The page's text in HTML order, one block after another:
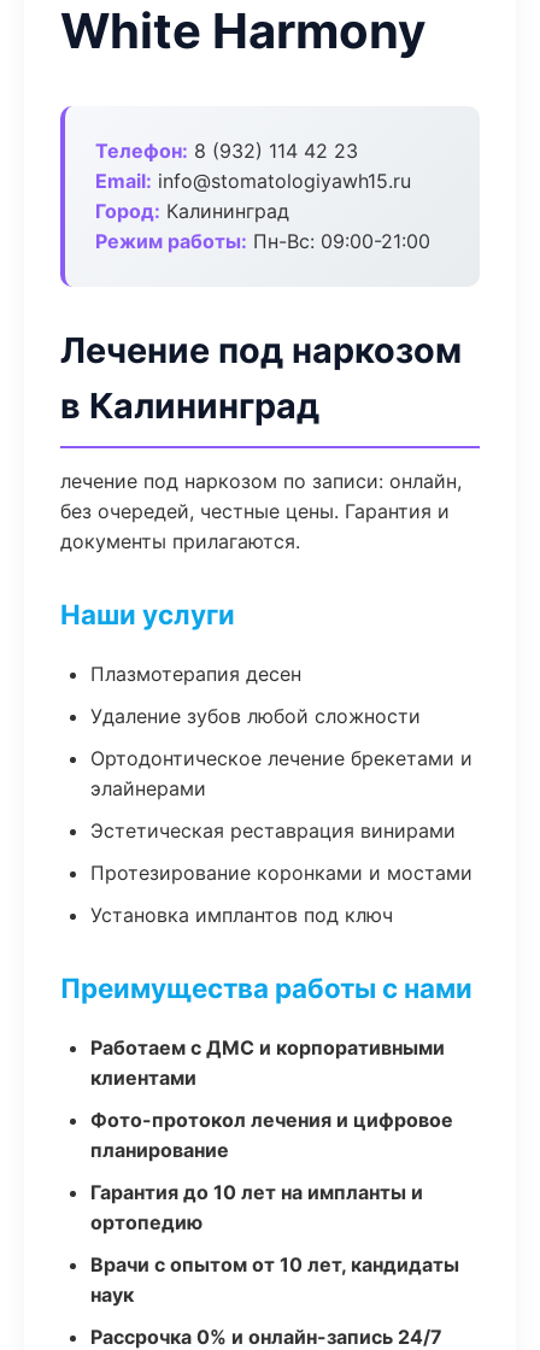
White Harmony
Телефон: 8 (932) 114 42 23
Email: info@stomatologiyawh15.ru
Город: Калининград
Режим работы: Пн-Вс: 09:00-21:00
Лечение под наркозом
в Калининград
лечение под наркозом по записи: онлайн,
без очередей, честные цены. Гарантия и
документы прилагаются.
Наши услуги
Плазмотерапия десен
Удаление зубов любой сложности
Ортодонтическое лечение брекетами и
элайнерами
Эстетическая реставрация винирами
Протезирование коронками и мостами
Установка имплантов под ключ
Преимущества работы с нами
Работаем с ДМС и корпоративными
клиентами
Фото-протокол лечения и цифровое
планирование
Гарантия до 10 лет на импланты и
ортопедию
Врачи с опытом от 10 лет, кандидаты
наук
Рассрочка 0% и онлайн-запись 24/7